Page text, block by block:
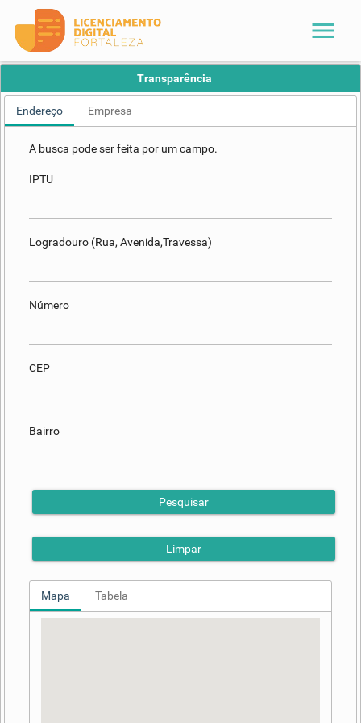
menu
Transparência
Endereço Empresa
A busca pode ser feita por um campo.
IPTU
Logradouro (Rua, Avenida,Travessa)
Número
CEP
Bairro
Pesquisar
Limpar
Mapa Tabela